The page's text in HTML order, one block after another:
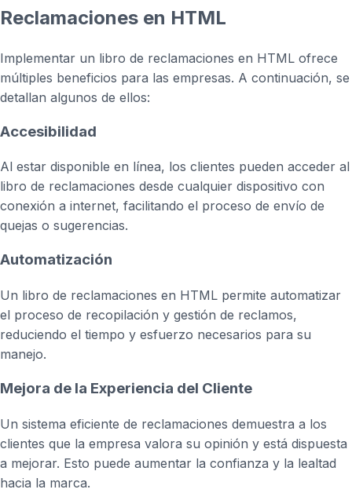
Reclamaciones en HTML
Implementar un libro de reclamaciones en HTML ofrece
múltiples beneficios para las empresas. A continuación, se
detallan algunos de ellos:
Accesibilidad
Al estar disponible en línea, los clientes pueden acceder al
libro de reclamaciones desde cualquier dispositivo con
conexión a internet, facilitando el proceso de envío de
quejas o sugerencias.
Automatización
Un libro de reclamaciones en HTML permite automatizar
el proceso de recopilación y gestión de reclamos,
reduciendo el tiempo y esfuerzo necesarios para su
manejo.
Mejora de la Experiencia del Cliente
Un sistema eficiente de reclamaciones demuestra a los
clientes que la empresa valora su opinión y está dispuesta
a mejorar. Esto puede aumentar la confianza y la lealtad
hacia la marca.